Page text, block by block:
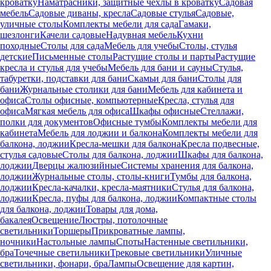
кроваткуНаматрасники, защитные чехлы в кроваткуСадовая
мебельСадовые диваны, креслаСадовые стульяСадовые,
уличные столыКомплекты мебели для садаГамаки,
шезлонгиКачели садовыеНадувная мебельКухни
походныеСтолы для садаМебель для учебыСтолы, стулья
детскиеПисьменные столыРастущие столы и партыРастущие
кресла и стулья для учебыМебель для бани и сауныСтулья,
табуретки, подставки для баниСкамьи для баниСтолы для
баниЖурнальные столики для баниМебель для кабинета и
офисаСтолы офисные, компьютерныеКресла, стулья для
офисаМягкая мебель для офисаШкафы офисныеСтеллажи,
полки для документовОфисные тумбыКомплекты мебели для
кабинетаМебель для лоджии и балконаКомплекты мебели для
балкона, лоджииКресла-мешки для балконаКресла подвесные,
стулья садовыеСтолы для балкона, лоджииШкафы для балкона,
лоджииДверцы жалюзийныеСистемы хранения для балкона,
лоджииЖурнальные столы, столы-книгиТумбы для балкона,
лоджииКресла-качалки, кресла-маятникиСтулья для балкона,
лоджииКресла, пуфы для балкона, лоджииКомпактные столы
для балкона, лоджииТовары для дома,
бакалеяОсвещениеЛюстры, потолочные
светильникиТоршерыПрикроватные лампы,
ночникиНастольные лампыСпотыНастенные светильники,
браТочечные светильникиТрековые светильникиУличные
светильники, фонари, браЛампыОсвещение для картин,